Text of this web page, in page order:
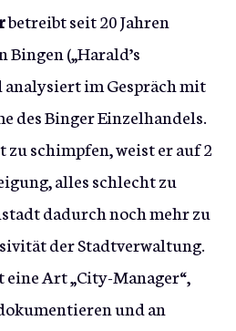
betreibt seit 20 Jahren
(„Harald’s
im Gespräch mit
des Binger Einzelhandels.
zu schimpfen, weist er auf 2
alles schlecht zu
dadurch noch mehr zu
der Stadtverwaltung.
Art „City-Manager“,
und an